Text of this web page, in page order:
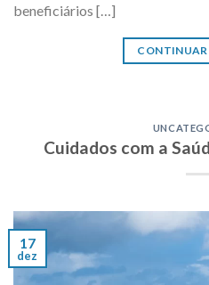
beneficiários […]
CONTINUAR
Cuidados com a
17
dez